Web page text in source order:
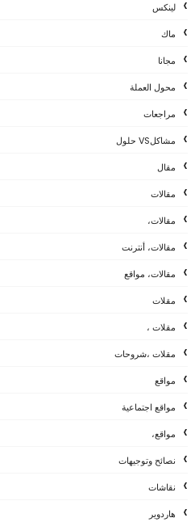
لينكس
ماك
مجانا
محول العملة
مراجعات
مشاكلVS حلول
مقال
مقالات
مقالات،
مقالات، أنترنت
مقالات، مواقع
مقلات
مقلات ،
مقلات ،شروحات
مواقع
مواقع اجتماعية
مواقع،
نصائح وتوجيهات
نقاشات
هاردوير